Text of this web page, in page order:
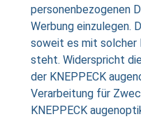
personenbezogenen
Werbung einzulegen.
soweit es mit solcher
steht. Widerspricht
der KNEPPECK
Verarbeitung für
KNEPPECK